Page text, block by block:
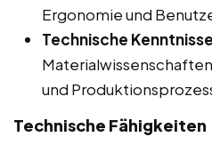
Ergonomie und
Technische
und
Technische Fähigkeiten